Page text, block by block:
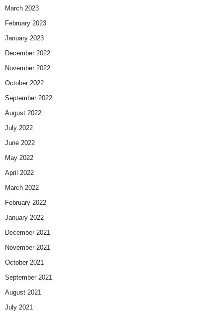
March 2023
February 2023
January 2023
December 2022
November 2022
October 2022
September 2022
August 2022
July 2022
June 2022
May 2022
April 2022
March 2022
February 2022
January 2022
December 2021
November 2021
October 2021
September 2021
August 2021
July 2021